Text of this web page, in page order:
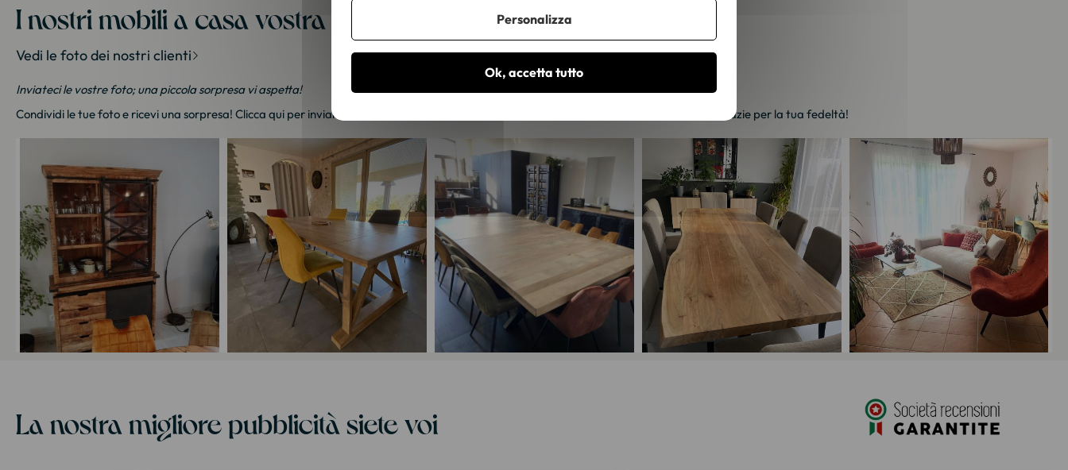
I nostri mobili a casa vostra
Vedi le foto dei nostri clienti
Inviateci le vostre foto; una piccola sorpresa vi aspetta!
Condividi le tue foto e ricevi una sorpresa! Clicca qui per inviarci le tue foto. Un piccolo regalo ti sarà inviato entro 48-72 ore lavorative. Grazie per la tua fedeltà!
La nostra migliore pubblicità siete voi
Ok, accetta tutto
Personalizza